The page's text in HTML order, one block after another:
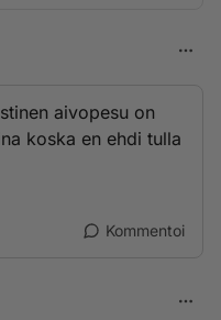
aivopesu on
koska en ehdi tulla
Kommentoi